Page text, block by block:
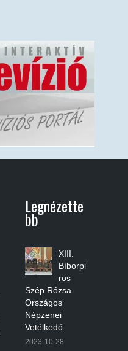
Legnézette
Bb
XIII.
Bíborpi
ros
Szép Rózsa
Országos
Népzenei
Vetélkedő
2023-10-28